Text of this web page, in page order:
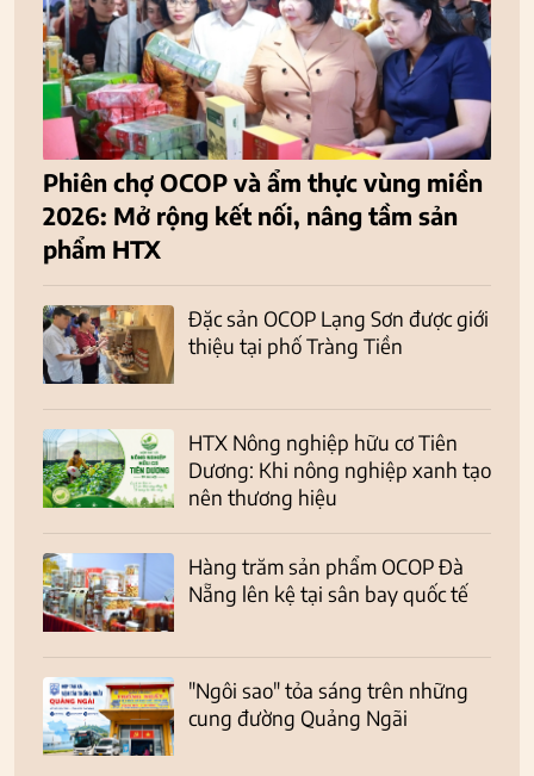
Phiên chợ OCOP và ẩm thực vùng miền
2026: Mở rộng kết nối, nâng tầm sản
phẩm HTX
Đặc sản OCOP Lạng Sơn được giới
thiệu tại phố Tràng Tiền
HTX Nông nghiệp hữu cơ Tiên
Dương: Khi nông nghiệp xanh tạo
nên thương hiệu
Hàng trăm sản phẩm OCOP Đà
Nẵng lên kệ tại sân bay quốc tế
"Ngôi sao" tỏa sáng trên những
cung đường Quảng Ngãi